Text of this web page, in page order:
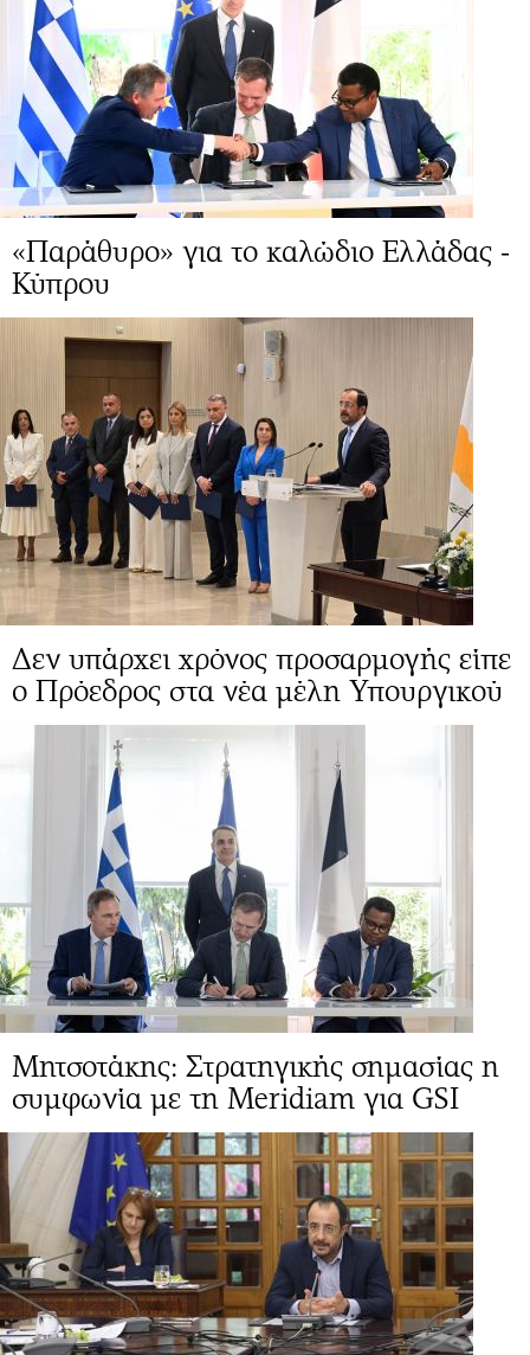
«Παράθυρο» για το καλώδιο Ελλάδας -
Κύπρου
Δεν υπάρχει χρόνος προσαρμογής είπε
ο Πρόεδρος στα νέα μέλη Υπουργικού
Μητσοτάκης: Στρατηγικής σημασίας η
συμφωνία με τη Meridiam για GSI